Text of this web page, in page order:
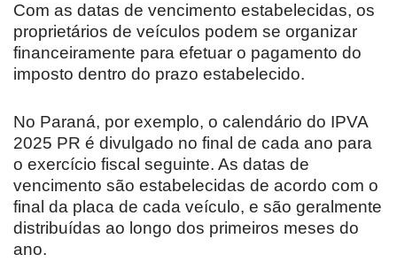
Com as datas de vencimento estabelecidas, os
proprietários de veículos podem se organizar
financeiramente para efetuar o pagamento do
imposto dentro do prazo estabelecido.
No Paraná, por exemplo, o calendário do IPVA
2025 PR é divulgado no final de cada ano para
o exercício fiscal seguinte. As datas de
vencimento são estabelecidas de acordo com o
final da placa de cada veículo, e são geralmente
distribuídas ao longo dos primeiros meses do
ano.